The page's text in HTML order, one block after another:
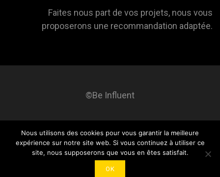
Faites nous part de vos projets, nous vous
proposerons une recommandation adaptée.
©Be Influent
Be influent A propos Blog Contact Mentions légales
Nous utilisons des cookies pour vous garantir la meilleure
expérience sur notre site web. Si vous continuez à utiliser ce
site, nous supposerons que vous en êtes satisfait.
OK